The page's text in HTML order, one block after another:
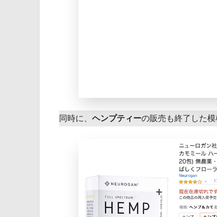
同時に、 ヘンプティーの販売も終了した